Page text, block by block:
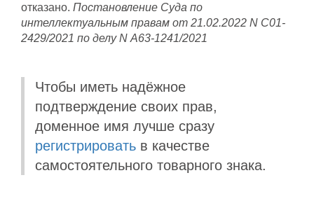
отказано. Постановление Суда по
интеллектуальным правам от 21.02.2022 N С01-
2429/2021 по делу N А63-1241/2021
Чтобы иметь надёжное
подтверждение своих прав,
доменное имя лучше сразу
регистрировать в качестве
самостоятельного товарного знака.